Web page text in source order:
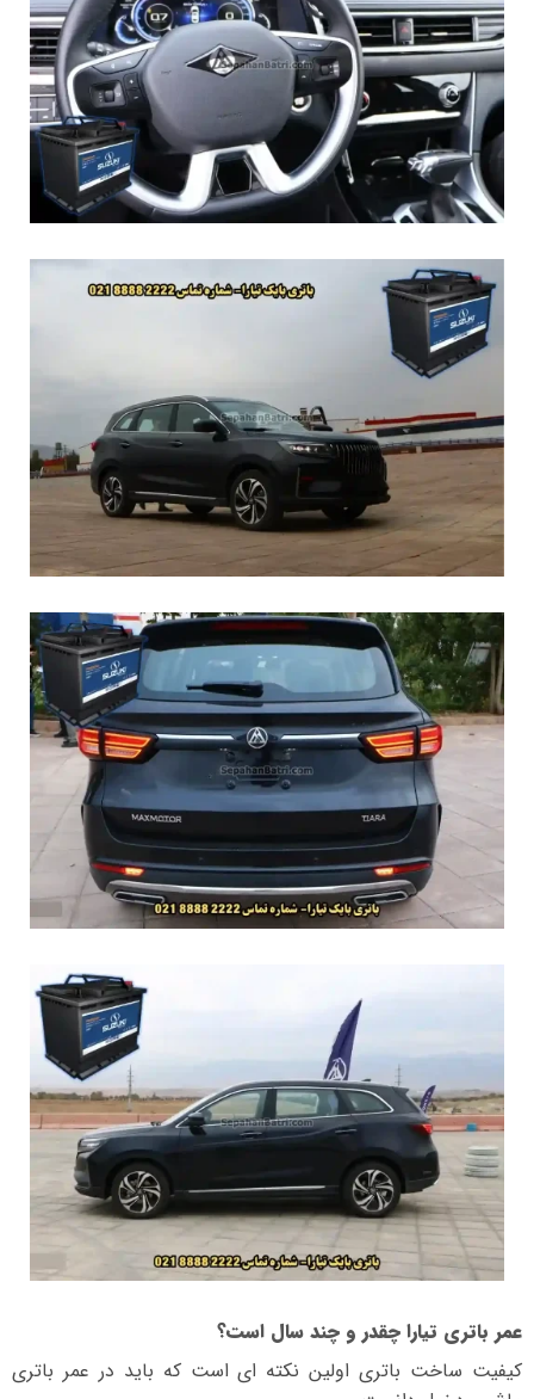
عمر باتری تیارا چقدر و چند سال است؟
کیفیت ساخت باتری اولین نکته ای است که باید در عمر باتری